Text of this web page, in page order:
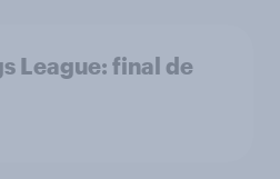
League: final de